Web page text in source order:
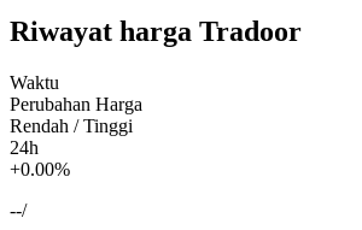
Riwayat harga Tradoor
Waktu
Perubahan Harga
Rendah / Tinggi
24h
+0.00%
--/